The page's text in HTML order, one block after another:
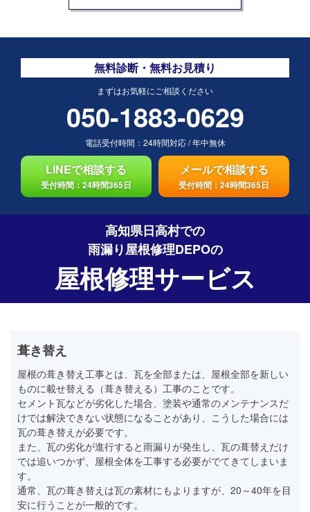
無料診断・無料お見積り
まずはお気軽にご相談ください
050-1883-0629
電話受付時間： 24時間対応/年中無休
LINEで相談する
受付時間：24時間365日
メールで相談する
受付時間：24時間365日
高知県日高村での
雨漏り屋根修理DEPOの
屋根修理サービス
葺き替え
屋根の葺き替え工事とは、瓦を全部または、屋根全部を新しい
ものに載せ替える（葺き替える）工事のことです。
セメント瓦などが劣化した場合、塗装や通常のメンテナンスだ
けでは解決できない状態になることがあり、こうした場合には
瓦の葺き替えが必要です。
また、瓦の劣化が進行すると雨漏りが発生し、瓦の葺替えだけ
では追いつかず、屋根全体を工事する必要がでてきてしまいま
す。
通常、瓦の葺き替えは瓦の素材にもよりますが、20～40年を目
安に行うことが一般的です。